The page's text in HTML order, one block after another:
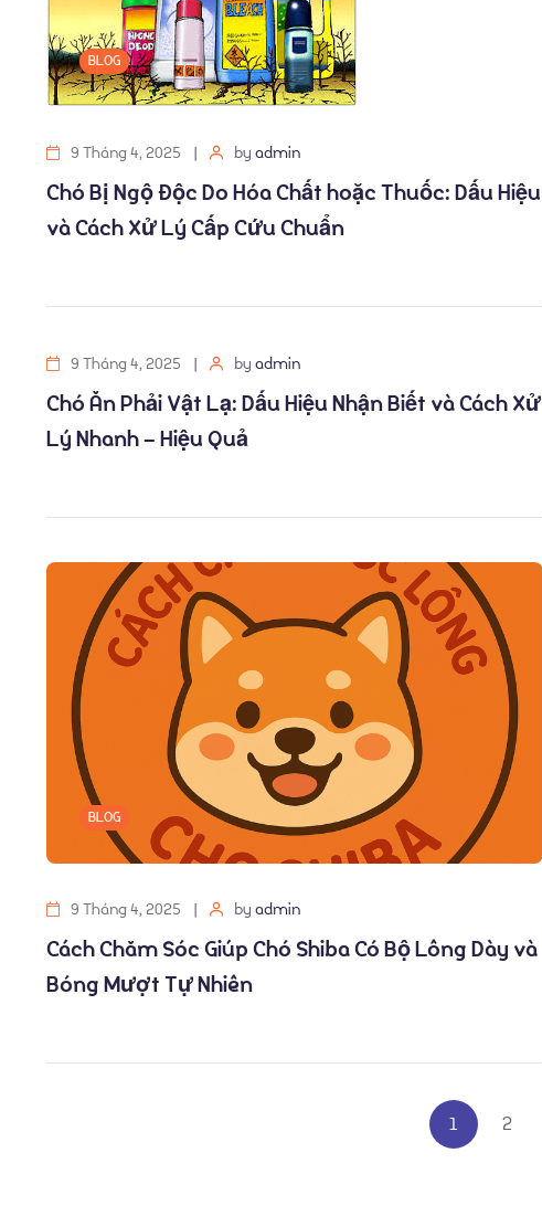
BLOG
9 Tháng 4, 2025 by admin
Chó Bị Ngộ Độc Do Hóa Chất hoặc Thuốc: Dấu Hiệu
và Cách Xử Lý Cấp Cứu Chuẩn
9 Tháng 4, 2025 by admin
Chó Ăn Phải Vật Lạ: Dấu Hiệu Nhận Biết và Cách Xử
Lý Nhanh – Hiệu Quả
BLOG
9 Tháng 4, 2025 by admin
Cách Chăm Sóc Giúp Chó Shiba Có Bộ Lông Dày và
Bóng Mượt Tự Nhiên
1 2